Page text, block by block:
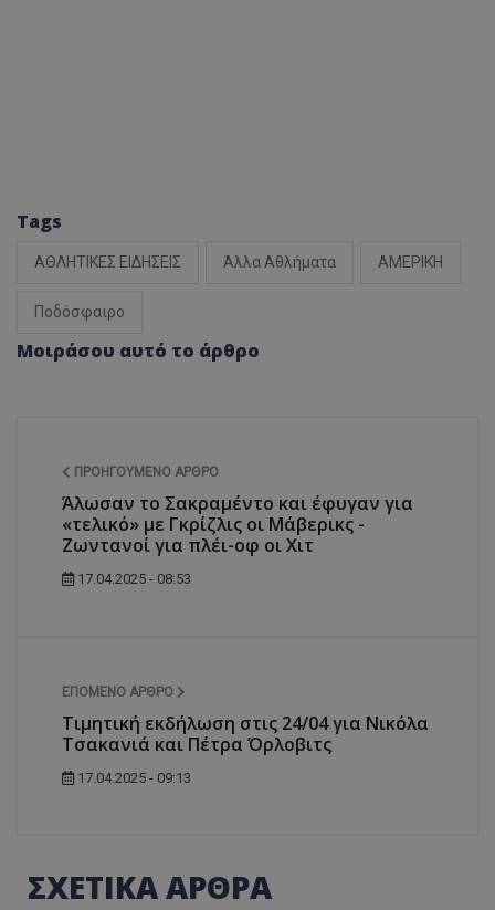
Tags
ΑΘΛΗΤΙΚΕΣ ΕΙΔΗΣΕΙΣ Άλλα Αθλήματα ΑΜΕΡΙΚΗ
Ποδόσφαιρο
Μοιράσου αυτό το άρθρο
ΠΡΟΗΓΟΎΜΕΝΟ ΆΡΘΡΟ
Άλωσαν το Σακραμέντο και έφυγαν για
«τελικό» με Γκρίζλις οι Μάβερικς -
Ζωντανοί για πλέι-οφ οι Χιτ
17.04.2025 - 08:53
ΕΠΌΜΕΝΟ ΆΡΘΡΟ
Τιμητική εκδήλωση στις 24/04 για Νικόλα
Τσακανιά και Πέτρα Όρλοβιτς
17.04.2025 - 09:13
ΣΧΕΤΙΚΑ ΑΡΘΡΑ